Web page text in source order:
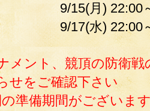
15(月) 22:00～
17(水) 22:00～
メント、競頂の防衛戦
せをご確認下さい
準備期間がございま